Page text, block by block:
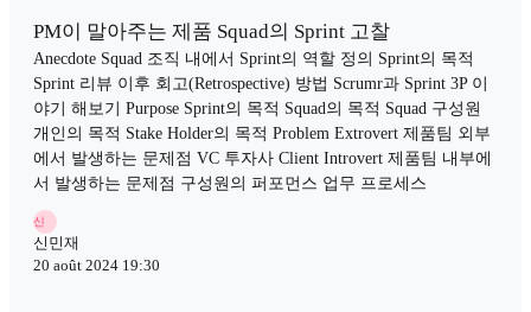
PM이 말아주는 제품 Squad의 Sprint 고찰
Anecdote Squad 조직 내에서 Sprint의 역할 정의 Sprint의 목적
Sprint 리뷰 이후 회고(Retrospective) 방법 Scrumr과 Sprint 3P 이
야기 해보기 Purpose Sprint의 목적 Squad의 목적 Squad 구성원
개인의 목적 Stake Holder의 목적 Problem Extrovert 제품팀 외부
에서 발생하는 문제점 VC 투자사 Client Introvert 제품팀 내부에
서 발생하는 문제점 구성원의 퍼포먼스 업무 프로세스
신
신민재
20 août 2024 19:30